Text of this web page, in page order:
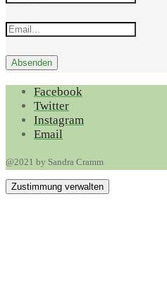
Facebook
Twitter
Instagram
Email
@2021 by Sandra Cramm
Zustimmung verwalten